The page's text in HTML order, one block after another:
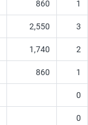
860 1
2,550 3
1,740 2
860 1
0
0